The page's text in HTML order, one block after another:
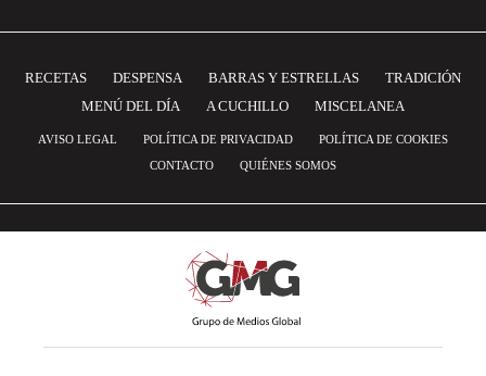
RECETAS DESPENSA BARRAS Y ESTRELLAS
TRADICIÓN
MENÚ DEL DÍA
A CUCHILLO MISCELANEA
AVISO LEGAL POLÍTICA DE PRIVACIDAD
POLÍTICA DE COOKIES
CONTACTO
QUIÉNES SOMOS